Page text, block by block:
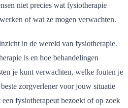
niet precies wat fysiotherapie
of wat ze mogen verwachten.
in de wereld van fysiotherapie.
is en hoe behandelingen
je kunt verwachten, welke fouten je
zorgverlener voor jouw situatie
fysiotherapeut bezoekt of op zoek